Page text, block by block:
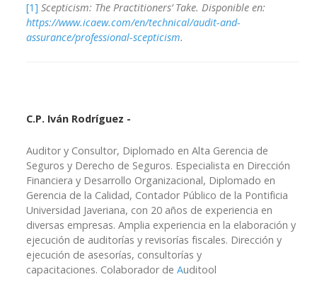
[1] Scepticism: The Practitioners’ Take. Disponible en:
https://www.icaew.com/en/technical/audit-and-
assurance/professional-scepticism.
C.P. Iván Rodríguez -
Auditor y Consultor, Diplomado en Alta Gerencia de
Seguros y Derecho de Seguros. Especialista en Dirección
Financiera y Desarrollo Organizacional, Diplomado en
Gerencia de la Calidad, Contador Público de la Pontificia
Universidad Javeriana, con 20 años de experiencia en
diversas empresas. Amplia experiencia en la elaboración y
ejecución de auditorías y revisorías fiscales. Dirección y
ejecución de asesorías, consultorías y
capacitaciones. Colaborador de Auditool